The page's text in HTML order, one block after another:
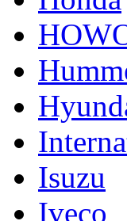
Isuzu
Iveco